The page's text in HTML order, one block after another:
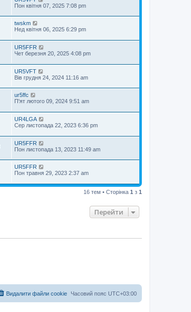
Пон квітня 07, 2025 7:08 pm
twskm
Нед квітня 06, 2025 6:29 pm
UR5FFR
Чет березня 20, 2025 4:08 pm
UR5VFT
Вів грудня 24, 2024 11:16 am
ur5ffc
П'ят лютого 09, 2024 9:51 am
UR4LGA
Сер листопада 22, 2023 6:36 pm
UR5FFR
Пон листопада 13, 2023 11:49 am
UR5FFR
Пон травня 29, 2023 2:37 am
16 тем • Сторінка 1 з 1
Перейти
Часовий пояс UTC+03:00
Видалити файли cookie